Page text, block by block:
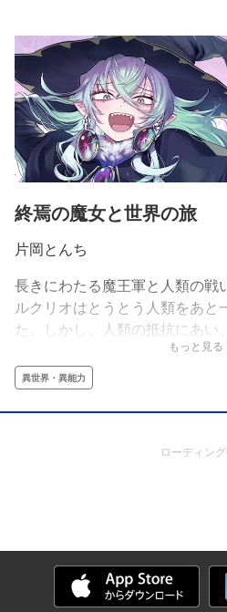
終焉の魔女と世界の旅
片岡とんち
長きにわたる魔王軍と人類の戦
ルクリオはとうとう人類をあと
た。しかし、人類の抵抗にあい
「くそ…！覚えておれ、忌まわ
ったら、今度こそ人類を終わ
素朴で優しい村人タロと出会っ
旅をすることになってしまっ
もっと見る
異世界・異能力
ローディング